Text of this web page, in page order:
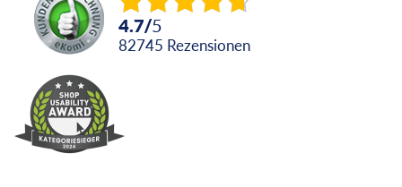
4.7/5
82745 Rezensionen